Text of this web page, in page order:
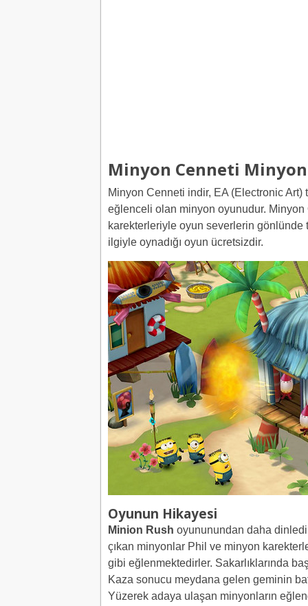
Minyon Cenneti
Minyon Cenneti indir, EA (Electronic Art)
eğlenceli olan minyon oyunudur.
karekterleriyle oyun severlerin
ilgiyle oynadığı oyun ücretsizdir.
Oyunun Hikayesi
Minion Rush oyununundan daha
çıkan minyonlar Phil ve minyon
gibi eğlenmektedirler. Sakarlıklarında
Kaza sonucu meydana gelen geminin
Yüzerek adaya ulaşan minyonların